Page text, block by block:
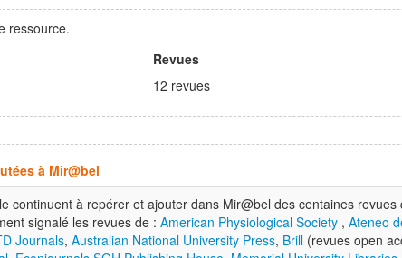
ressource.
Revues
12 revues
à Mir@bel
continuent à repérer et ajouter dans Mir@bel des centaines
signalé les revues de : American Physiological Society , Ateneo
Journals, Australian National University Press, Brill (revues open